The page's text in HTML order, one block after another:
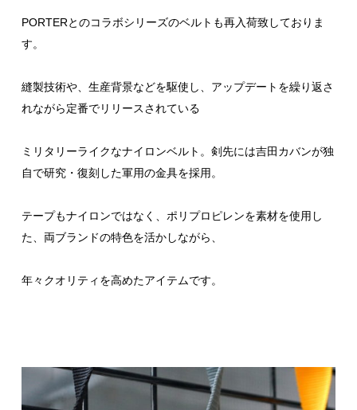
PORTERとのコラボシリーズのベルトも再入荷致しておりま
す。
縫製技術や、生産背景などを駆使し、アップデートを繰り返さ
れながら定番でリリースされている
ミリタリーライクなナイロンベルト。剣先には吉田カバンが独
自で研究・復刻した軍用の金具を採用。
テープもナイロンではなく、ポリプロピレンを素材を使用し
た、両ブランドの特色を活かしながら、
年々クオリティを高めたアイテムです。